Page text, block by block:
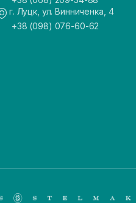
г. Луцк, ул. Винниченка, 4
+38 (098) 076-60-62